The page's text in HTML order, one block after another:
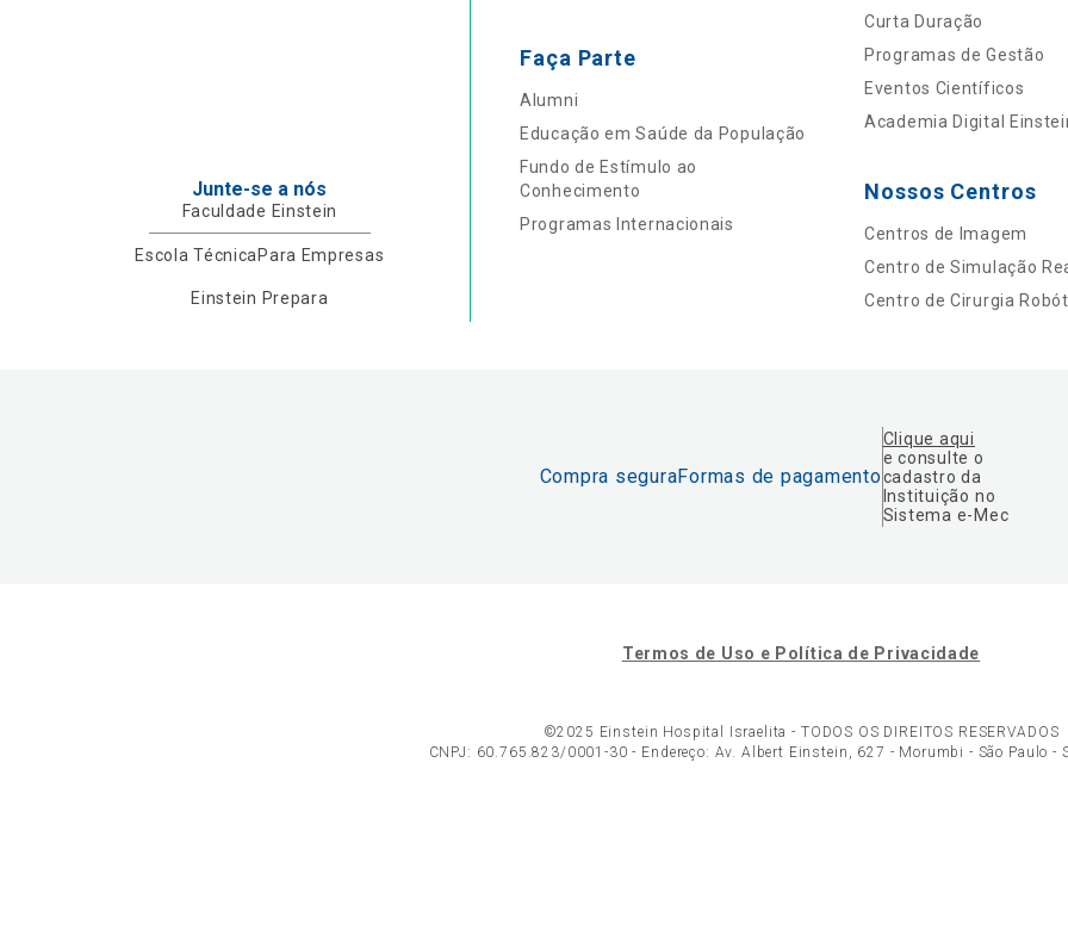
Junte-se a nós
Faculdade Einstein
Escola TécnicaPara Empresas
Einstein Prepara
Faça Parte
Alumni
Educação em Saúde da População
Fundo de Estímulo ao
Conhecimento
Programas Internacionais
Curta Duração
Programas de Gestão
Eventos Científicos
Academia Digital
Nossos Centros
Centros de Imagem
Centro de Simulação
Centro de Cirurgia
Compra seguraFormas de pagamento
Clique aqui
e consulte o
cadastro da
Instituição no
Sistema e-Mec
Termos de Uso e Política de Privacidade
©2025 Einstein Hospital Israelita - TODOS OS DIREITOS RESERVADOS
CNPJ: 60.765.823/0001-30 - Endereço: Av. Albert Einstein, 627 - Morumbi - São Paulo -